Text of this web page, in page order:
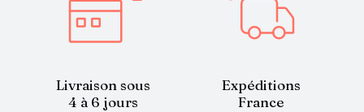
Livraison sous
4 à 6 jours
Expéditions
France